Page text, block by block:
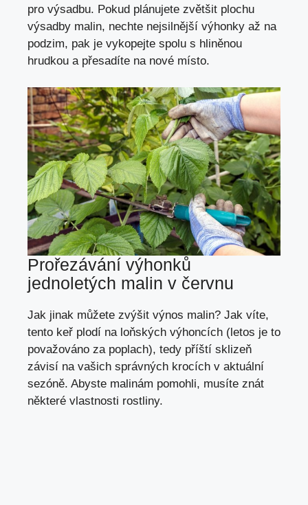
pro výsadbu. Pokud plánujete zvětšit plochu
výsadby malin, nechte nejsilnější výhonky až na
podzim, pak je vykopejte spolu s hliněnou
hrudkou a přesadíte na nové místo.
Prořezávání výhonků
jednoletých malin v červnu
Jak jinak můžete zvýšit výnos malin? Jak víte,
tento keř plodí na loňských výhoncích (letos je to
považováno za poplach), tedy příští sklizeň
závisí na vašich správných krocích v aktuální
sezóně. Abyste malinám pomohli, musíte znát
některé vlastnosti rostliny.